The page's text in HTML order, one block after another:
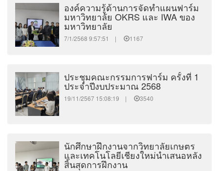
องค์ความรู้ด้านการจัดทำแผนฟาร์ม
มหาวิทยาลัย OKRS และ IWA ของ
มหาวิทยาลัย
7/1/2568 9:57:51 | 1167
ประชุมคณะกรรมการฟาร์ม ครั้งที่ 1
ประจำปีงบประมาณ 2568
19/11/2567 15:08:19 | 3540
นักศึกษาฝึกงานจากวิทยาลัยเกษตร
และเทคโนโลยีเชียงใหม่นำเสนอหลัง
สิ้นสุดการฝึกงาน